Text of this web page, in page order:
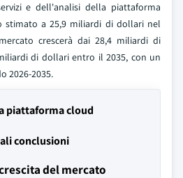
e dell'analisi della piattaforma
stimato a 25,9 miliardi di dollari nel
crescerà dai 28,4 miliardi di
di dollari entro il 2035, con un
2026-2035.
piattaforma cloud
conclusioni
del mercato